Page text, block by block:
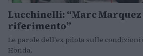
Lucchinelli: “Marc
riferimento”
Le parole dell'ex pilota sulle
Honda.